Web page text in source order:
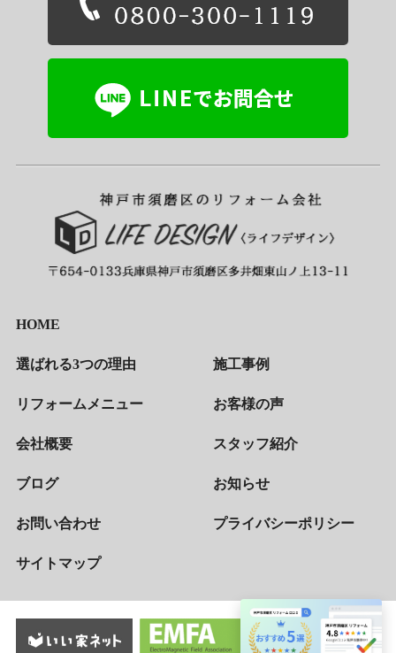
HOME
選ばれる3つの理由 施工事例
リフォームメニュー お客様の声
会社概要 スタッフ紹介
ブログ お知らせ
お問い合わせ プライバシーポリシー
サイトマップ